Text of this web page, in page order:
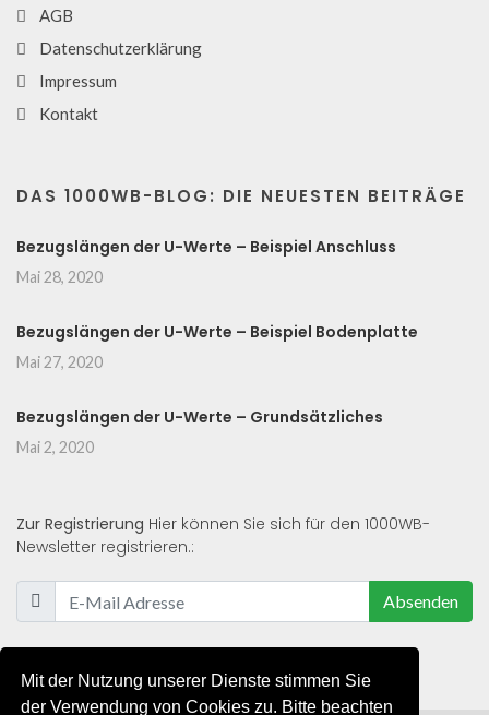
Mit der Nutzung unserer Dienste stimmen Sie
der Verwendung von Cookies zu. Bitte beachten
AGB
Datenschutzerklärung
Impressum
Kontakt
DAS 1000WB-BLOG: DIE NEUESTEN BEITRÄGE
Bezugslängen der U-Werte – Beispiel Anschluss
Mai 28, 2020
Bezugslängen der U-Werte – Beispiel Bodenplatte
Mai 27, 2020
Bezugslängen der U-Werte – Grundsätzliches
Mai 2, 2020
Zur Registrierung Hier können Sie sich für den 1000WB-
Newsletter registrieren.:
Absenden